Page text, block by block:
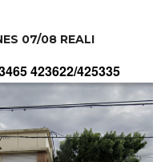
07/08 REALI
423622/425335